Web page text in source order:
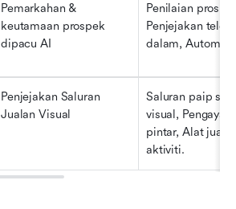
Pemarkahan &
keutamaan prospek
dipacu AI
Penilaian
Penjejakan
dalam,
Penjejakan Saluran
Jualan Visual
Saluran paip
visual,
pintar, Alat
aktiviti.